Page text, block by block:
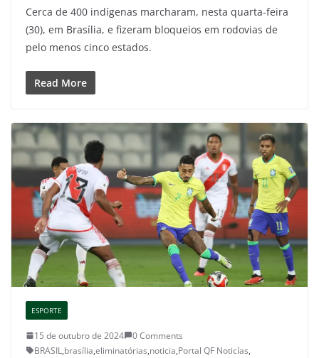
Cerca de 400 indígenas marcharam, nesta quarta-feira
(30), em Brasília, e fizeram bloqueios em rodovias de
pelo menos cinco estados.
Read More
ESPORTE
15 de outubro de 2024
0 Comments
BRASIL,brasília,eliminatórias,noticia,Portal QF Noticías,